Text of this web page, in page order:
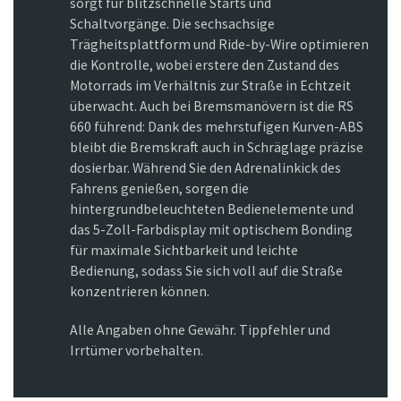
Schaltvorgänge. Die sechsachsige
Trägheitsplattform und Ride-by-Wire optimieren
die Kontrolle, wobei erstere den Zustand des
Motorrads im Verhältnis zur Straße in Echtzeit
überwacht. Auch bei Bremsmanövern ist die RS
660 führend: Dank des mehrstufigen Kurven-ABS
bleibt die Bremskraft auch in Schräglage präzise
dosierbar. Während Sie den Adrenalinkick des
Fahrens genießen, sorgen die
hintergrundbeleuchteten Bedienelemente und
das 5-Zoll-Farbdisplay mit optischem Bonding
für maximale Sichtbarkeit und leichte
Bedienung, sodass Sie sich voll auf die Straße
konzentrieren können.
Alle Angaben ohne Gewähr. Tippfehler und
Irrtümer vorbehalten.